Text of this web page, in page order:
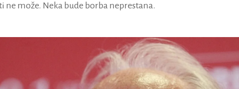
ne može. Neka bude borba neprestana.